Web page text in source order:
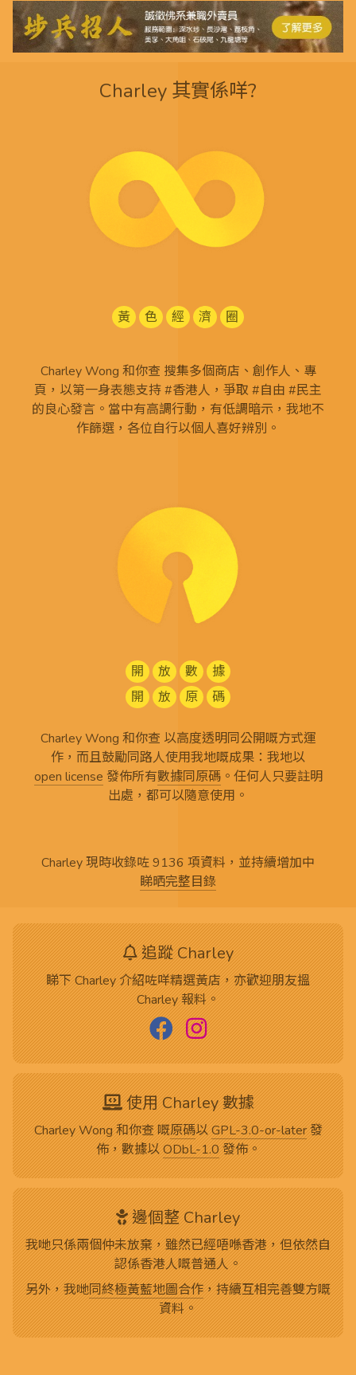
Charley 其實係咩?
黃 色 經 濟 圈
Charley Wong 和你查 搜集多個商店、創作人、專
頁，以第一身表態支持 #香港人，爭取 #自由 #民主
的良心發言。當中有高調行動，有低調暗示，我地不
作篩選，各位自行以個人喜好辨別。
開 放 數
據
開
放 原 碼
Charley Wong 和你查 以高度透明同公開嘅方式運
作，而且鼓勵同路人使用我地嘅成果：我地以
open license 發佈所有數據同原碼。任何人只要註明
出處，都可以隨意使用。
Charley 現時收錄咗 9136 項資料，並持續增加中
睇晒完整目錄
追蹤 Charley
睇下 Charley 介紹咗咩精選黃店，亦歡迎朋友搵
Charley 報料。
使用 Charley 數據
Charley Wong 和你查 嘅原碼以GPL-3.0-or-later發
佈，數據以ODbL-1.0發佈。
邊個整 Charley
我哋只係兩個仲未放棄，雖然已經唔喺香港，但依然自
認係香港人嘅普通人。
另外，我哋同終極黃藍地圖合作，持續互相完善雙方嘅
資料。